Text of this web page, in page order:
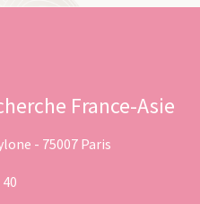
France-Asie
- 75007 Paris